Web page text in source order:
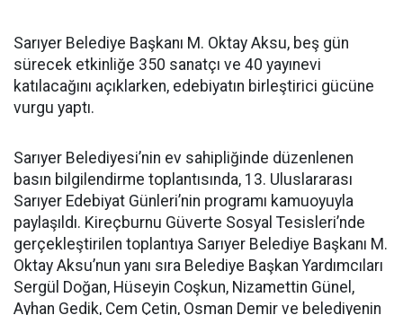
Sarıyer Belediye Başkanı M. Oktay Aksu, beş gün
sürecek etkinliğe 350 sanatçı ve 40 yayınevi
katılacağını açıklarken, edebiyatın birleştirici gücüne
vurgu yaptı.
Sarıyer Belediyesi’nin ev sahipliğinde düzenlenen
basın bilgilendirme toplantısında, 13. Uluslararası
Sarıyer Edebiyat Günleri’nin programı kamuoyuyla
paylaşıldı. Kireçburnu Güverte Sosyal Tesisleri’nde
gerçekleştirilen toplantıya Sarıyer Belediye Başkanı M.
Oktay Aksu’nun yanı sıra Belediye Başkan Yardımcıları
Sergül Doğan, Hüseyin Coşkun, Nizamettin Günel,
Ayhan Gedik, Cem Çetin, Osman Demir ve belediyenin